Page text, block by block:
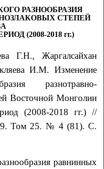
РАЗНООБРАЗИЯ
СТЕПЕЙ
(2008-2018 гг.)
Г.Н., Жаргалсайхан
И.М. Изменение
разнотравно-
Восточной Монголии
(2008-2018 гг.) //
Том 25. № 4 (81). С.
равнинных